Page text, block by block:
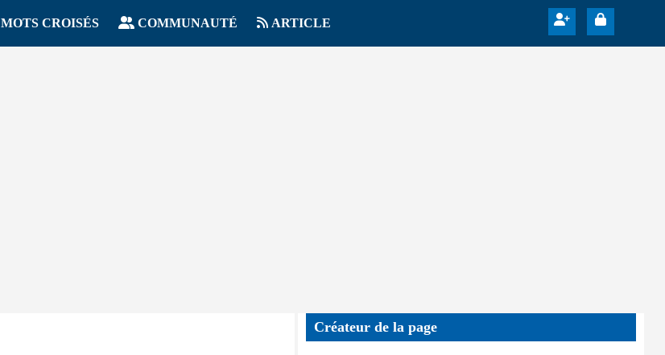
MOTS CROISÉS COMMUNAUTÉ ARTICLE
Créateur de la page